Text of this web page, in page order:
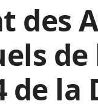
des
de
de